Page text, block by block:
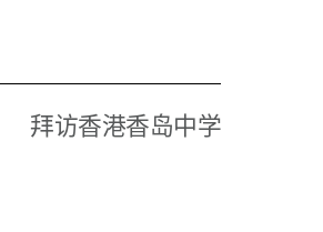
拜访香港香岛中学